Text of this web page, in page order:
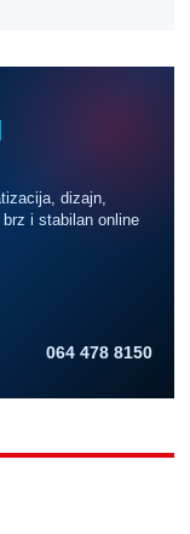
dizajn,
i stabilan online
064 478 8150